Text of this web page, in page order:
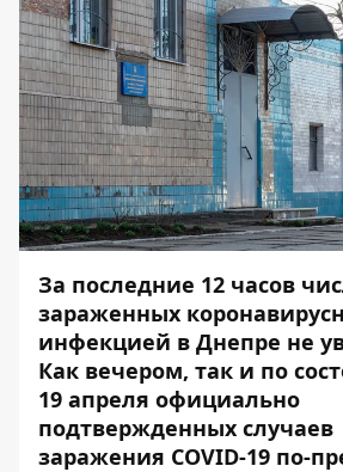
За последние 12 часов
зараженных
инфекцией в Днепре не
Как вечером, так и по
19 апреля официально
подтвержденных случаев
заражения COVID-19 по-